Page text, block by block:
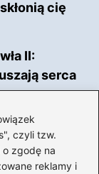
czyli tzw.
zgodę na
reklamy i
cię
II:
serca